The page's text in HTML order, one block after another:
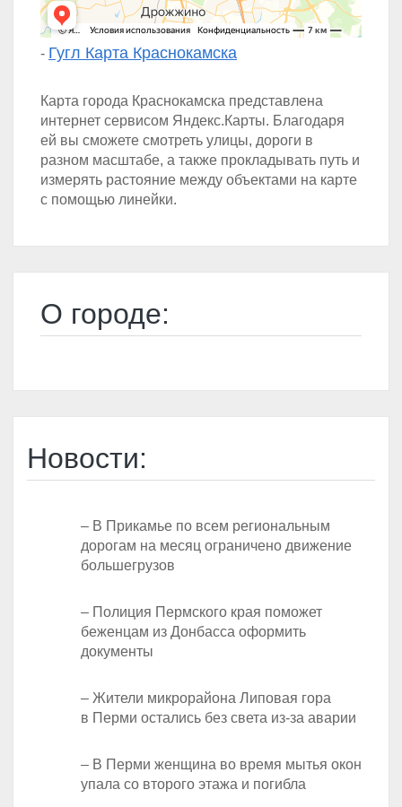
- Гугл Карта Краснокамска
Карта города Краснокамска представлена
интернет сервисом Яндекс.Карты. Благодаря
ей вы сможете смотреть улицы, дороги в
разном масштабе, а также прокладывать путь и
измерять растояние между объектами на карте
с помощью линейки.
О городе:
Новости:
– В Прикамье по всем региональным
дорогам на месяц ограничено движение
большегрузов
– Полиция Пермского края поможет
беженцам из Донбасса оформить
документы
– Жители микрорайона Липовая гора
в Перми остались без света из-за аварии
– В Перми женщина во время мытья окон
упала со второго этажа и погибла